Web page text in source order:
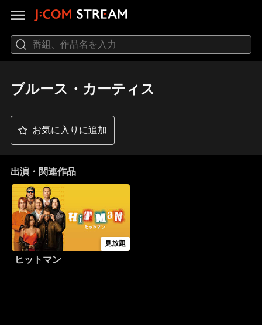
ブルース・カーティス
お気に入りに追加
出演・関連作品
見放題
ヒットマン